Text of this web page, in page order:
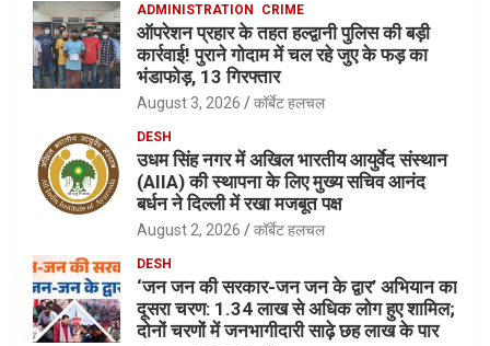
ADMINISTRATION CRIME
ऑपरेशन प्रहार के तहत हल्द्वानी पुलिस की बड़ी
कार्रवाई! पुराने गोदाम में चल रहे जुए के फड़ का
भंडाफोड़, 13 गिरफ्तार
August 3, 2026 कॉर्बेट हलचल
DESH
उधम सिंह नगर में अखिल भारतीय आयुर्वेद संस्थान
(AIIA) की स्थापना के लिए मुख्य सचिव आनंद
बर्धन ने दिल्ली में रखा मजबूत पक्ष
August 2, 2026 कॉर्बेट हलचल
DESH
‘जन जन की सरकार-जन जन के द्वार’ अभियान का
दूसरा चरण: 1.34 लाख से अधिक लोग हुए शामिल;
दोनों चरणों में जनभागीदारी साढ़े छह लाख के पार